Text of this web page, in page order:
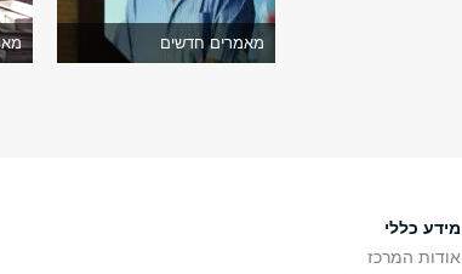
מאמרים חדשים
מידע כללי
אודות המרכז